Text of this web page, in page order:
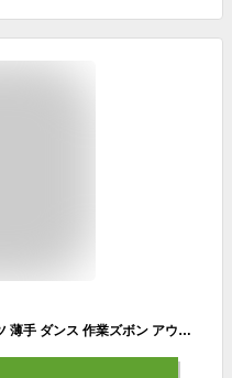
カーゴパンツ メンズ ミリタリーパンツ 薄手 ダンス 作業ズボン アウトドアパンツ キャンプ 軽量 ゆったり 軽い ウエストゴム ズボン アーミーパンツ ワークパンツ 作業服 作業着 イージーパンツ 通気性 速乾 大きめ ゆったりシルエット ベージュ カーキ 黒 夏用 春 夏 秋